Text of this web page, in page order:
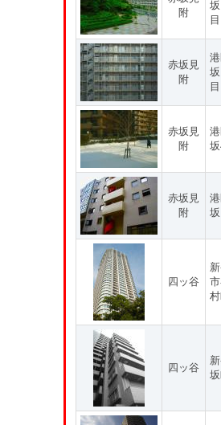
附
目
赤坂見
附
目
赤坂見
附
赤坂見
附
四ッ谷
四ッ谷